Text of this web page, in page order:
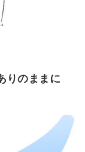
りのままに